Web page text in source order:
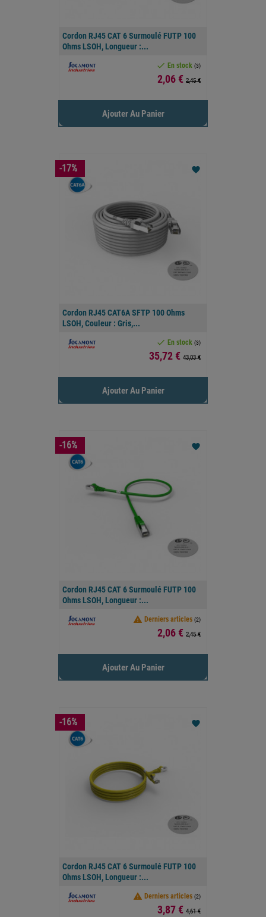
Cordon RJ45 CAT 6 Surmoulé FUTP 100
Ohms LSOH, Longueur :...
 En stock (3)
Prix
2,06 € 2,45 €
Ajouter Au Panier
Cordon RJ45 CAT6A SFTP 100 Ohms
LSOH, Couleur : Gris,...
 En stock (3)
Prix
35,72 € 43,03 €
favorite
Ajouter Au Panier
-17%
Cordon RJ45 CAT 6 Surmoulé FUTP 100
Ohms LSOH, Longueur :...
 Derniers articles (2)
Prix
2,06 € 2,45 €
favorite
Ajouter Au Panier
-16%
Cordon RJ45 CAT 6 Surmoulé FUTP 100
Ohms LSOH, Longueur :...
 Derniers articles (2)
Prix
3,87 € 4,61 €
favorite
-16%